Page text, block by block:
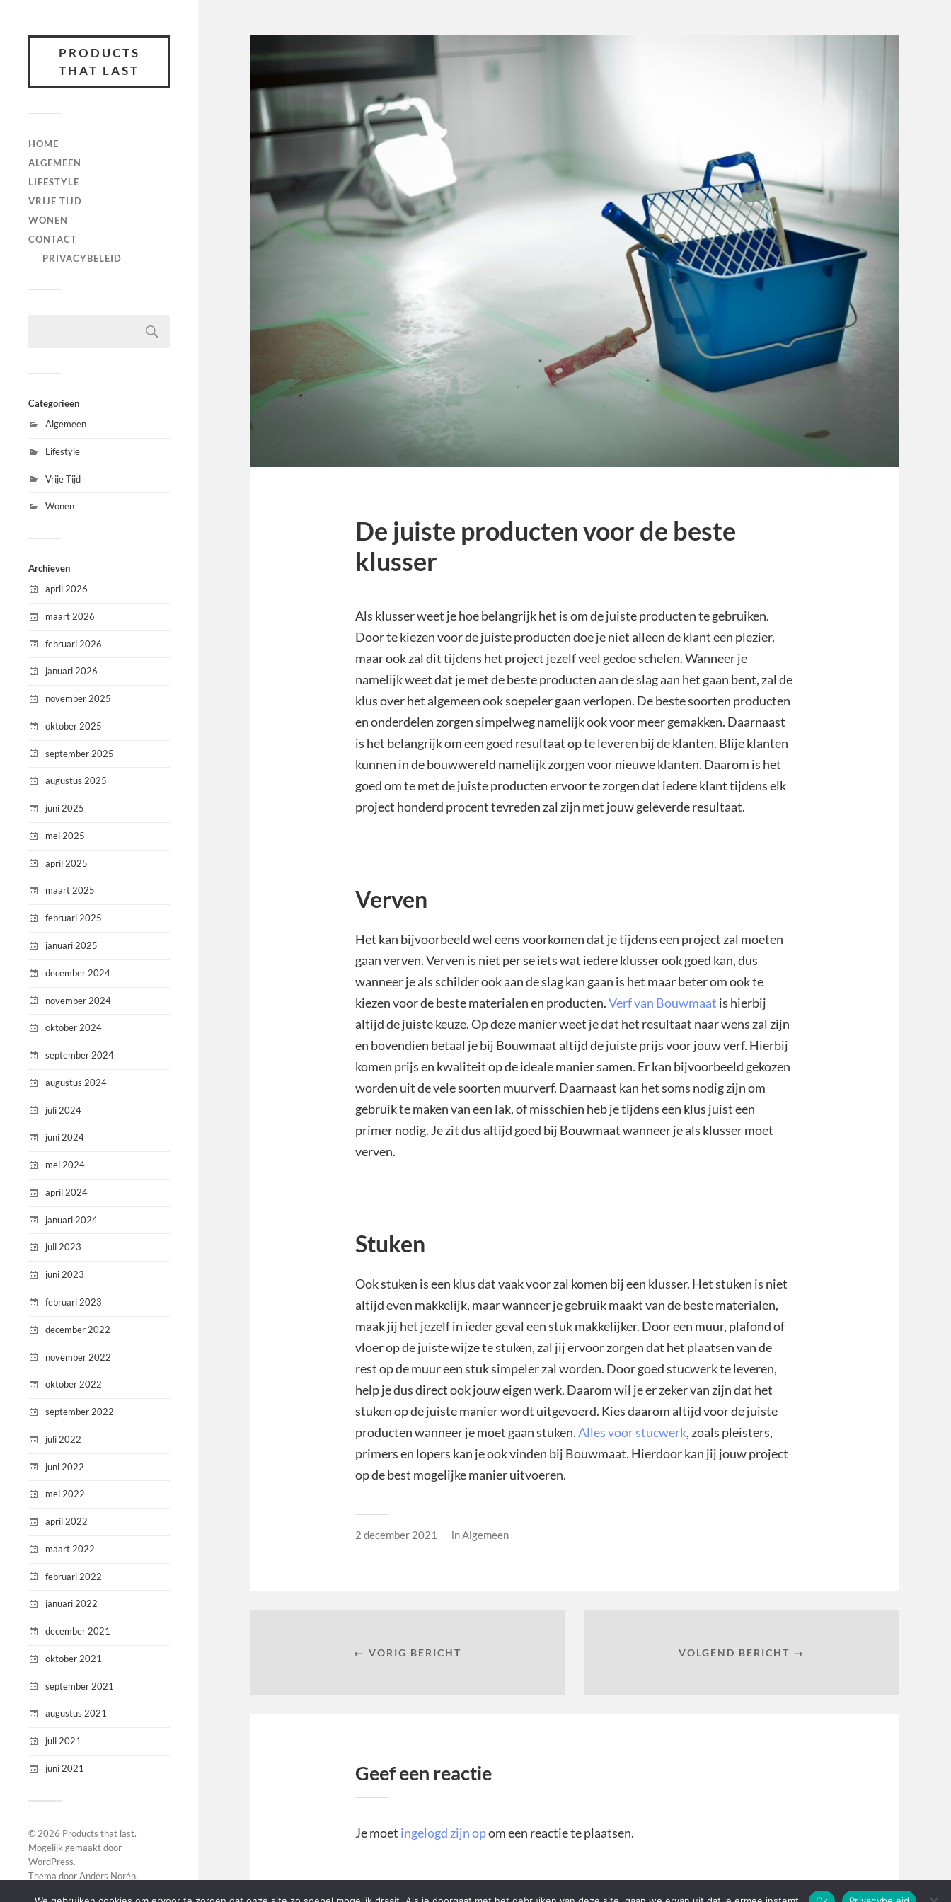
PRODUCTS
THAT LAST
HOME
ALGEMEEN
LIFESTYLE
VRIJE TIJD
WONEN
CONTACT
PRIVACYBELEID
Categorieën
Algemeen
Lifestyle
Vrije Tijd
Wonen
Archieven
april 2026
maart 2026
februari 2026
januari 2026
november 2025
oktober 2025
september 2025
augustus 2025
juni 2025
mei 2025
april 2025
maart 2025
februari 2025
januari 2025
december 2024
november 2024
oktober 2024
september 2024
augustus 2024
juli 2024
juni 2024
mei 2024
april 2024
januari 2024
juli 2023
juni 2023
februari 2023
december 2022
november 2022
oktober 2022
september 2022
juli 2022
juni 2022
mei 2022
april 2022
maart 2022
februari 2022
januari 2022
december 2021
oktober 2021
september 2021
augustus 2021
juli 2021
juni 2021
© 2026 Products that last.
Mogelijk gemaakt door
WordPress.
Thema doorAnders Norén.
De juiste producten voor de beste
klusser
Als klusser weet je hoe belangrijk het is om de juiste producten te gebruiken.
Door te kiezen voor de juiste producten doe je niet alleen de klant een plezier,
maar ook zal dit tijdens het project jezelf veel gedoe schelen. Wanneer je
namelijk weet dat je met de beste producten aan de slag aan het gaan bent, zal de
klus over het algemeen ook soepeler gaan verlopen. De beste soorten producten
en onderdelen zorgen simpelweg namelijk ook voor meer gemakken. Daarnaast
is het belangrijk om een goed resultaat op te leveren bij de klanten. Blije klanten
kunnen in de bouwwereld namelijk zorgen voor nieuwe klanten. Daarom is het
goed om te met de juiste producten ervoor te zorgen dat iedere klant tijdens elk
project honderd procent tevreden zal zijn met jouw geleverde resultaat.
Verven
Het kan bijvoorbeeld wel eens voorkomen dat je tijdens een project zal moeten
gaan verven. Verven is niet per se iets wat iedere klusser ook goed kan, dus
wanneer je als schilder ook aan de slag kan gaan is het maar beter om ook te
kiezen voor de beste materialen en producten.Verf van Bouwmaat is hierbij
altijd de juiste keuze. Op deze manier weet je dat het resultaat naar wens zal zijn
en bovendien betaal je bij Bouwmaat altijd de juiste prijs voor jouw verf. Hierbij
komen prijs en kwaliteit op de ideale manier samen. Er kan bijvoorbeeld gekozen
worden uit de vele soorten muurverf. Daarnaast kan het soms nodig zijn om
gebruik te maken van een lak, of misschien heb je tijdens een klus juist een
primer nodig. Je zit dus altijd goed bij Bouwmaat wanneer je als klusser moet
verven.
Stuken
Ook stuken is een klus dat vaak voor zal komen bij een klusser. Het stuken is niet
altijd even makkelijk, maar wanneer je gebruik maakt van de beste materialen,
maak jij het jezelf in ieder geval een stuk makkelijker. Door een muur, plafond of
vloer op de juiste wijze te stuken, zal jij ervoor zorgen dat het plaatsen van de
rest op de muur een stuk simpeler zal worden. Door goed stucwerk te leveren,
help je dus direct ook jouw eigen werk. Daarom wil je er zeker van zijn dat het
stuken op de juiste manier wordt uitgevoerd. Kies daarom altijd voor de juiste
producten wanneer je moet gaan stuken.Alles voor stucwerk, zoals pleisters,
primers en lopers kan je ook vinden bij Bouwmaat. Hierdoor kan jij jouw project
op de best mogelijke manier uitvoeren.
2 december 2021 in Algemeen
← VORIG BERICHT VOLGEND BERICHT →
Geef een reactie
Je moet ingelogd zijn opom een reactie te plaatsen.